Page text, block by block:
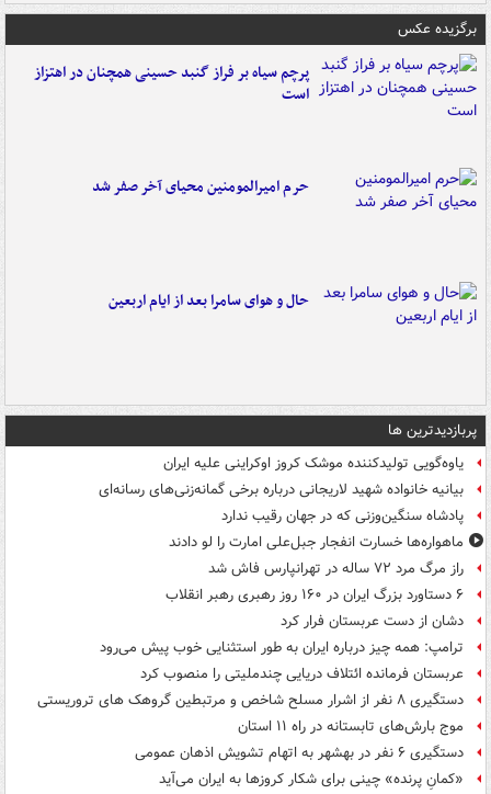
برگزیده عکس
پرچم سیاه بر فراز گنبد حسینی همچنان در اهتزاز
است
حرم امیرالمومنین محیای آخر صفر شد
حال و هوای سامرا بعد از ایام اربعین
پربازدیدترین ها
یاوه‌گویی تولیدکننده موشک کروز اوکراینی علیه ایران
بیانیه خانواده شهید لاریجانی درباره برخی گمانه‌زنی‌های رسانه‌ای
پادشاه سنگین‌وزنی که در جهان رقیب ندارد
ماهواره‌ها خسارت انفجار جبل‌علی امارت را لو دادند
راز مرگ مرد ۷۲ ساله در تهرانپارس فاش شد
۶ دستاورد بزرگ ایران در ۱۶۰ روز رهبری رهبر انقلاب
دشان از دست عربستان فرار کرد
ترامپ: همه چیز درباره ایران به طور استثنایی خوب پیش می‌رود
عربستان فرمانده ائتلاف دریایی چندملیتی را منصوب کرد
دستگیری ۸ نفر از اشرار مسلح شاخص و مرتبطین گروهک های تروریستی
موج بارش‌های تابستانه در راه ۱۱ استان
دستگیری ۶ نفر در بهشهر به اتهام تشویش اذهان عمومی
«کمانِ پرنده» چینی برای شکار کروزها به ایران می‌آید